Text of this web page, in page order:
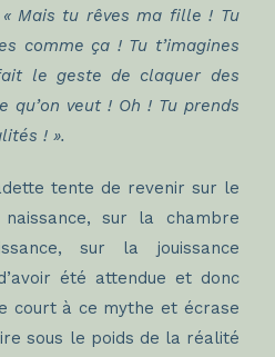
« Mais tu rêves ma fille ! Tu
comme ça ! Tu t’imagines
le geste de claquer des
qu’on veut ! Oh ! Tu prends
! ».
tente de revenir sur le
sur la chambre
sur la jouissance
été attendue et donc
court à ce mythe et écrase
sous le poids de la réalité